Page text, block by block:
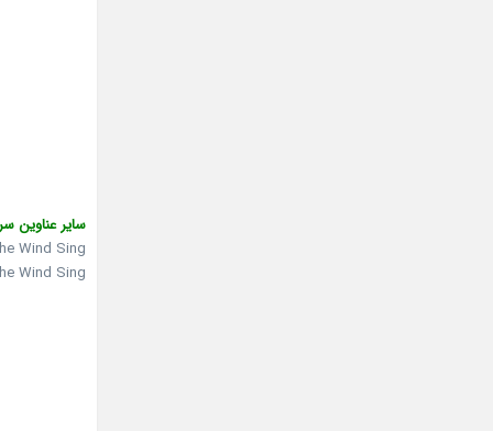
سایر عناوین
Wind Sing
Wind Sing